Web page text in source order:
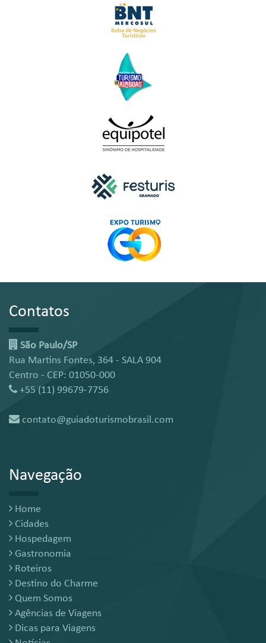
Contatos
São Paulo/SP
Rua Martins Fontes, 364 - SALA 904
Centro - CEP: 01050-000
+55 (11) 99679-7756
contato@guiadoturismobrasil.com
Navegação
Home
Cidades
Hospedagem
Gastronomia
Roteiros
Destino do Charme
Quem Somos
Agências de Viagens
Dicas para Viagens